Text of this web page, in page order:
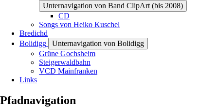
Unternavigation von Band ClipArt (bis 2008)
CD
Songs von Heiko Kuschel
Bredichd
Bolidigg
Unternavigation von Bolidigg
Grüne Gochsheim
Steigerwaldbahn
VCD Mainfranken
Links
Pfadnavigation